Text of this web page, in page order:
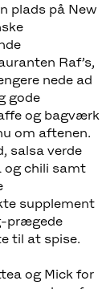
plads på New
Raf’s,
nede ad
gode
og bagværk
om aftenen.
salsa verde
og chili samt
supplement
prægede
til at spise.
og Mick for